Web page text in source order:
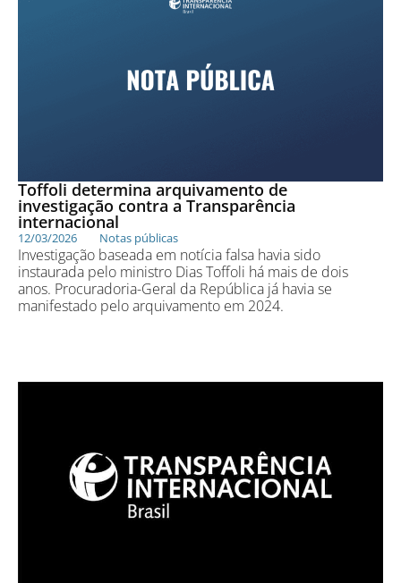
Toffoli determina arquivamento de
investigação contra a Transparência
internacional
12/03/2026 Notas públicas
Investigação baseada em notícia falsa havia sido
instaurada pelo ministro Dias Toffoli há mais de dois
anos. Procuradoria-Geral da República já havia se
manifestado pelo arquivamento em 2024.